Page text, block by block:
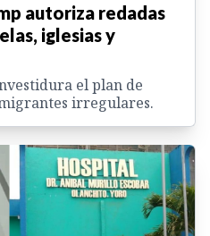
autoriza redadas
iglesias y
el plan de
irregulares.